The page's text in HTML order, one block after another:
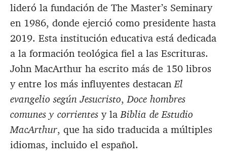
lideró la fundación de The Master’s Seminary
en 1986, donde ejerció como presidente hasta
2019. Esta institución educativa está dedicada
a la formación teológica fiel a las Escrituras.
John MacArthur ha escrito más de 150 libros
y entre los más influyentes destacanEl
evangelio según Jesucristo,Doce hombres
comunes y corrientes y laBiblia de Estudio
MacArthur, que ha sido traducida a múltiples
idiomas, incluido el español.